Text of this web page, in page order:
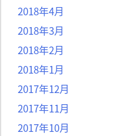
2018年4月
2018年3月
2018年2月
2018年1月
2017年12月
2017年11月
2017年10月